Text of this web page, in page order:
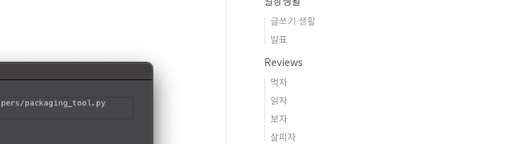
글쓰기 생활
발표
Reviews
먹자
읽자
보자
살피자